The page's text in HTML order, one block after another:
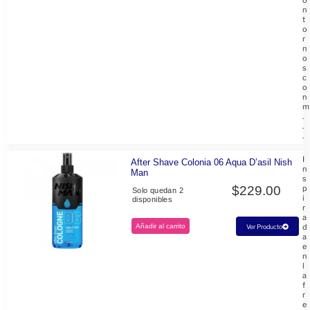
n
t
o
r
n
o
s
c
o
n
m
.
.
.
After Shave Colonia 06 Aqua D’asil Nish
Man
Solo quedan 2
disponibles
$229.00
Añadir al carrito Ver Producto
I
n
s
p
i
r
a
d
a
e
n
l
a
f
r
e